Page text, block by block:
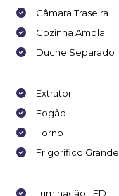
Câmara Traseira
Cozinha Ampla
Duche Separado
Extrator
Fogão
Forno
Frigorífico Grande
Iluminação LED